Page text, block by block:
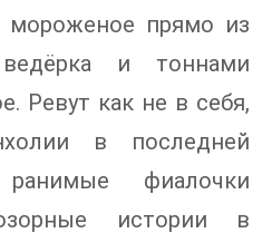
мороженое прямо из
ведёрка и тоннами
Ревут как не в себя,
в последней
фиалочки
истории в